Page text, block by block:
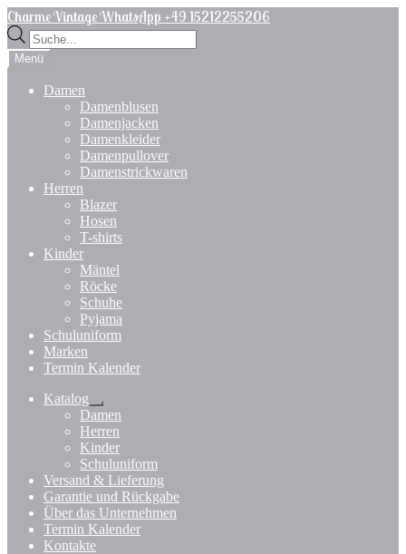
Zur
Navigation
springen
Zum
Inhalt
springen
Charme Vintage WhatsApp +49 15212255206
Products
search
Menü
Damen
Damenblusen
Damenjacken
Damenkleider
Damenpullover
Damenstrickwaren
Herren
Blazer
Hosen
T-shirts
Kinder
Mäntel
Röcke
Schuhe
Pyjama
Schuluniform
Marken
Termin Kalender
Katalog
Untermenü
öffnen
Damen
Herren
Kinder
Schuluniform
Versand & Lieferung
Garantie und Rückgabe
Über das Unternehmen
Termin Kalender
Kontakte